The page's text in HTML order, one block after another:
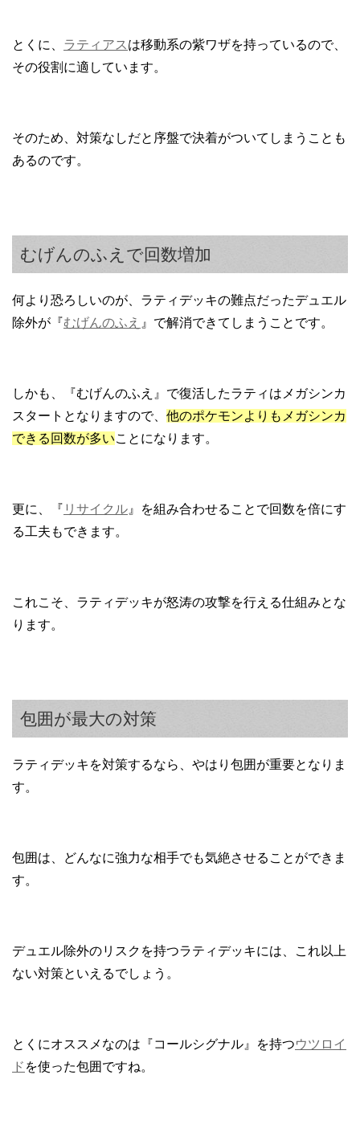
とくに、 ラティアス は移動系の紫ワザを持っているので、
その役割に適しています。
そのため、対策なしだと序盤で決着がついてしまうことも
あるのです。
むげんのふえで回数増加
何より恐ろしいのが、ラティデッキの難点だったデュエル
除外が『むげんのふえ 』で解消できてしまうことです。
しかも、『むげんのふえ』で復活したラティはメガシンカ
スタートとなりますので、 他のポケモンよりもメガシンカ
できる回数が多いことになります。
更に、『 リサイクル 』を組み合わせることで回数を倍にす
る工夫もできます。
これこそ、ラティデッキが怒涛の攻撃を行える仕組みとな
ります。
包囲が最大の対策
ラティデッキを対策するなら、やはり包囲が重要となりま
す。
包囲は、どんなに強力な相手でも気絶させることができま
す。
デュエル除外のリスクを持つラティデッキには、これ以上
ない対策といえるでしょう。
とくにオススメなのは『コールシグナル』を持つウツロイ
ド を使った包囲ですね。